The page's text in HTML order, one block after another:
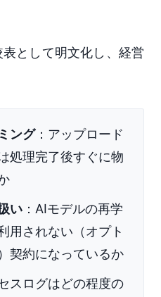
として明文化し、経営
ング：アップロード
処理完了後すぐに物
い ：AIモデルの再学
用されない（オプト
契約になっているか
スログはどの程度の